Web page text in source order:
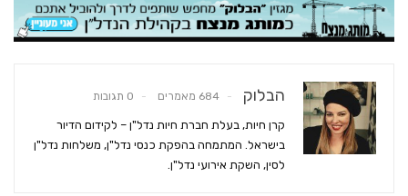
הבלוק 684 מאמרים 0 תגובות
קרן חיות, בעלת חברת חיות נדל"ן – לקידום הדיור
בישראל. המתמחה בהפקת כנסי נדל"ן, משלחות נדל"ן
לסין, השקת אירועי נדל"ן.